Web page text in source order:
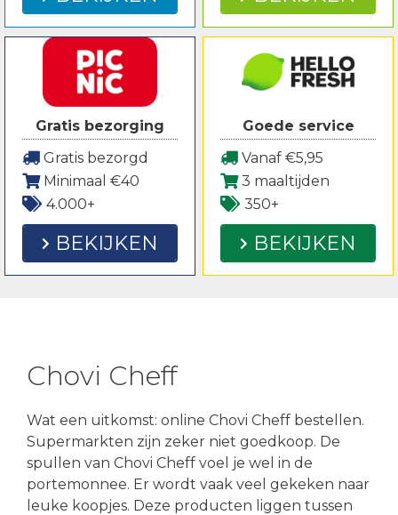
Gratis bezorging
Gratis bezorgd
Minimaal €40
4.000+
BEKIJKEN
Goede service
Vanaf €5,95
3 maaltijden
350+
BEKIJKEN
Chovi Cheff
Wat een uitkomst: online Chovi Cheff bestellen.
Supermarkten zijn zeker niet goedkoop. De
spullen van Chovi Cheff voel je wel in de
portemonnee. Er wordt vaak veel gekeken naar
leuke koopjes. Deze producten liggen tussen